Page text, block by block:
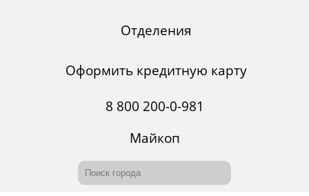
Отделения
Оформить кредитную карту
8 800 200-0-981
Майкоп